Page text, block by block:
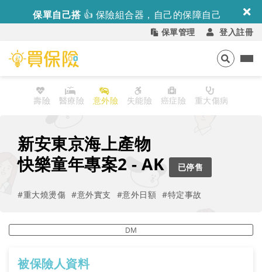
保單自己搭 👍 保險組合器，自己的保障自己
保單管理 登入註冊
壽險 醫療險 意外險 失能險 癌症險 重大傷病
新安東京海上產物
快樂童年專案2 - AK 已停售
#重大燒燙傷 #意外實支 #意外日額 #特定事故
DM
被保險人資料